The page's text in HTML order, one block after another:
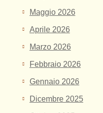
Maggio 2026
Aprile 2026
Marzo 2026
Febbraio 2026
Gennaio 2026
Dicembre 2025